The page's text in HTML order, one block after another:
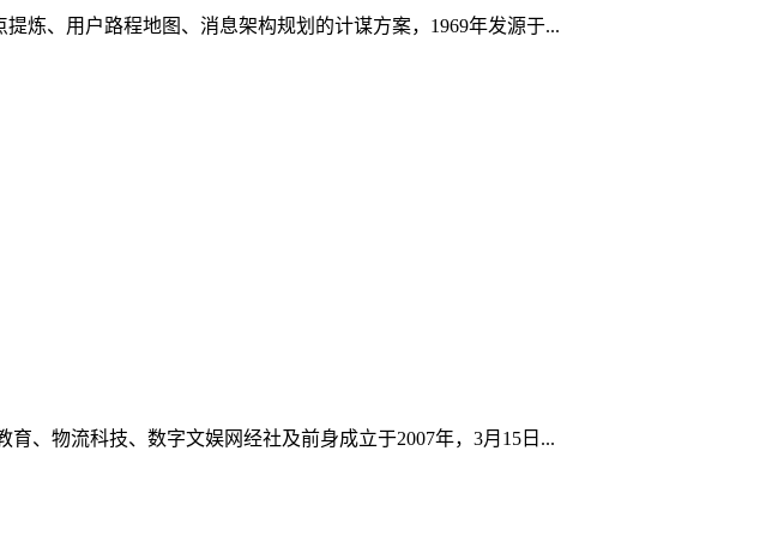
炼、用户路程地图、消息架构规划的计谋方案，1969年发源于...
、物流科技、数字文娱网经社及前身成立于2007年，3月15日...